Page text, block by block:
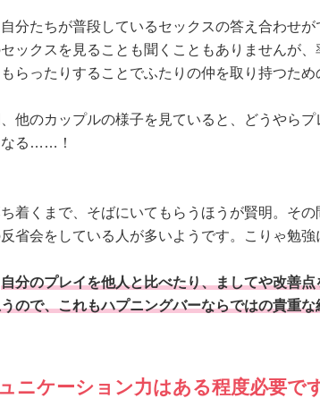
分たちが普段しているセックスの答え合わせ
ックスを見ることも聞くこともありませんが
らったりすることでふたりの仲を取り持つた
他のカップルの様子を見ていると、どうやら
なる……！
着くまで、そばにいてもらうほうが賢明。そ
省会をしている人が多いようです。こりゃ勉
自分のプレイを他人と比べたり、ましてや改善
ので、これもハプニングバーならではの貴重な
ニケーション力はある程度必要で